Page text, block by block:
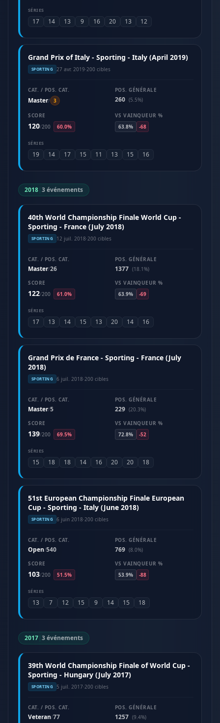
SÉRIES
17 14 13 9 16 20 13 12
Grand Prix of Italy - Sporting - Italy (April 2019)
SPORTING 27 avr. 2019·200 cibles
CAT. / POS. CAT.
Master/ 3
POS. GÉNÉRALE
260 (5.5%)
SCORE
120/200 60.0%
VS VAINQUEUR %
63.8%
-68
SÉRIES
19 14 17 15 11 13 15 16
2018|3 événements
40th World Championship Finale World Cup -
Sporting - France (July 2018)
SPORTING 12 juil. 2018·200 cibles
CAT. / POS. CAT.
Master/26
POS. GÉNÉRALE
1377 (18.1%)
SCORE
122/200 61.0%
VS VAINQUEUR %
63.9%
-69
SÉRIES
17 13 14 15 13 20 14 16
Grand Prix de France - Sporting - France (July
2018)
SPORTING 6 juil. 2018·200 cibles
CAT. / POS. CAT.
Master/5
POS. GÉNÉRALE
229 (20.3%)
SCORE
139/200 69.5%
VS VAINQUEUR %
72.8%
-52
SÉRIES
15 18 18 14 16 20 20 18
51st European Championship Finale European
Cup - Sporting - Italy (June 2018)
SPORTING 6 juin 2018·200 cibles
CAT. / POS. CAT.
Open/540
POS. GÉNÉRALE
769 (8.0%)
SCORE
103/200 51.5%
VS VAINQUEUR %
53.9%
-88
SÉRIES
13 7 12 15 9 14 15 18
2017|3 événements
39th World Championship Finale of World Cup -
Sporting - Hungary (July 2017)
SPORTING 5 juil. 2017·200 cibles
CAT. / POS. CAT.
Veteran/77
POS. GÉNÉRALE
1257 (9.4%)